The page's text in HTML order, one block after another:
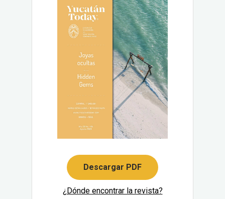
Descargar PDF
¿Dónde encontrar la revista?